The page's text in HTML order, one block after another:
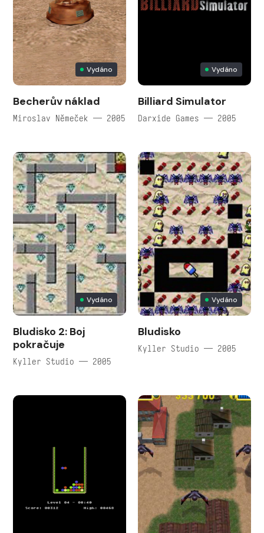
Vydáno
Becherův náklad
Miroslav Němeček — 2005
Vydáno
Billiard Simulator
Darxide Games — 2005
Vydáno
Bludisko 2: Boj
pokračuje
Kyller Studio — 2005
Vydáno
Bludisko
Kyller Studio — 2005